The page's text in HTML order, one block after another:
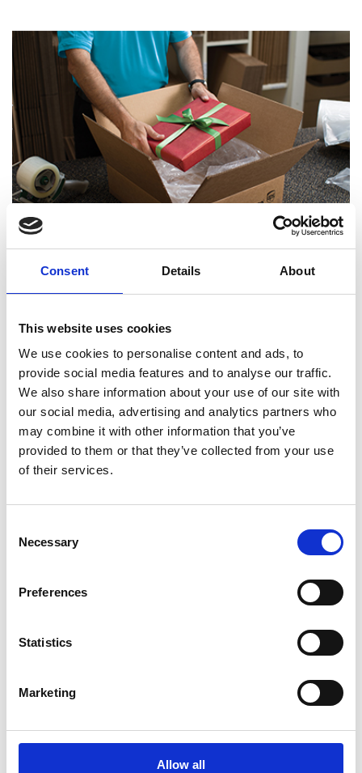
Consent Details About
This website uses cookies
We use cookies to personalise content and ads, to
provide social media features and to analyse our traffic.
We also share information about your use of our site with
our social media, advertising and analytics partners who
may combine it with other information that you’ve
provided to them or that they’ve collected from your use
of their services.
Selection
Necessary
Preferences
Statistics
Marketing
Allow all